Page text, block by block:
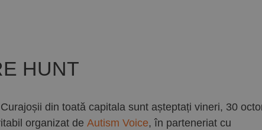
HUNT
din toată capitala sunt așteptați vineri, 30
organizat de Autism Voice, în parteneriat cu